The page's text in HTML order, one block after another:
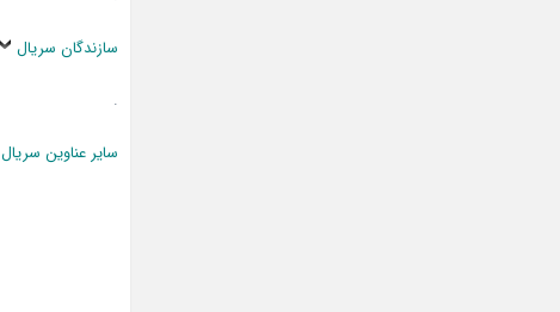
سازندگان سریال
.
سایر عناوین سریال